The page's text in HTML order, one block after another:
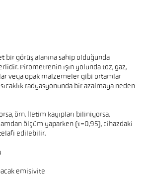
bir görüş alanına sahip olduğunda
Pirometrenin ışın yolunda toz, gaz,
veya opak malzemeler gibi ortamlar
radyasyonunda bir azalmaya neden
örn. İletim kayıpları biliniyorsa,
ölçüm yaparken (τ=0,95), cihazdaki
edilebilir.
emisivite